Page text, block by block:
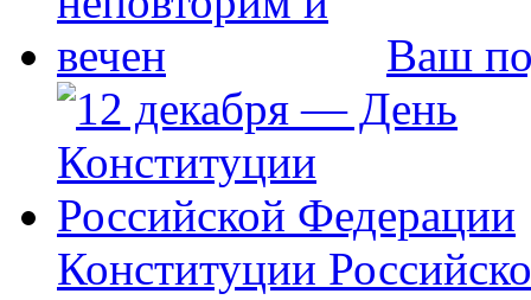
Ваш
Конституции